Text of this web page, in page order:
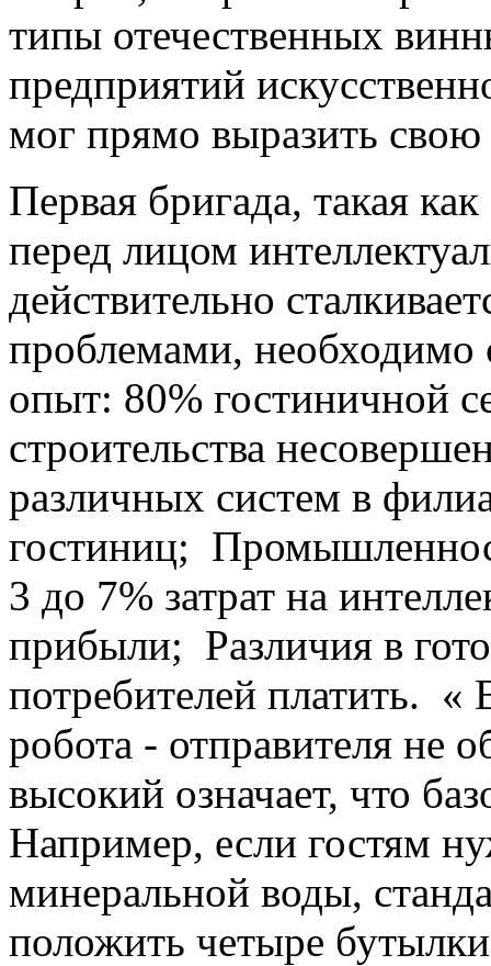
типы отечественных
предприятий
мог прямо выразить свою
Первая бригада, такая
перед лицом
действительно
проблемами, необходимо
опыт: 80% гостиничной
строительства
различных систем в
гостиниц;
3 до 7% затрат на
прибыли; Различия в
потребителей платить.
робота - отправителя не
высокий означает, что
Например, если гостям
минеральной воды,
положить четыре